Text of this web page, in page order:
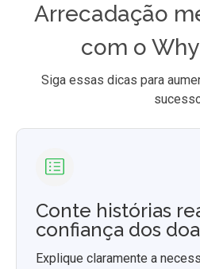
Arrecadação
com o
Siga essas dicas para
Conte histórias
confiança dos
Explique claramente a